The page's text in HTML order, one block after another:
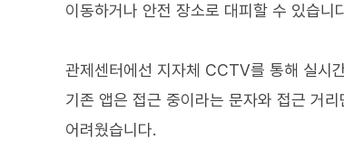
이동하거나 안전 장소로 대피할 수 있습니
관제센터에선 지자체 CCTV를 통해 실시
기존 앱은 접근 중이라는 문자와 접근 거
어려웠습니다.